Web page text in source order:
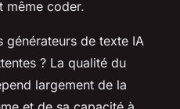
même coder.
de texte IA
? La qualité du
largement de la